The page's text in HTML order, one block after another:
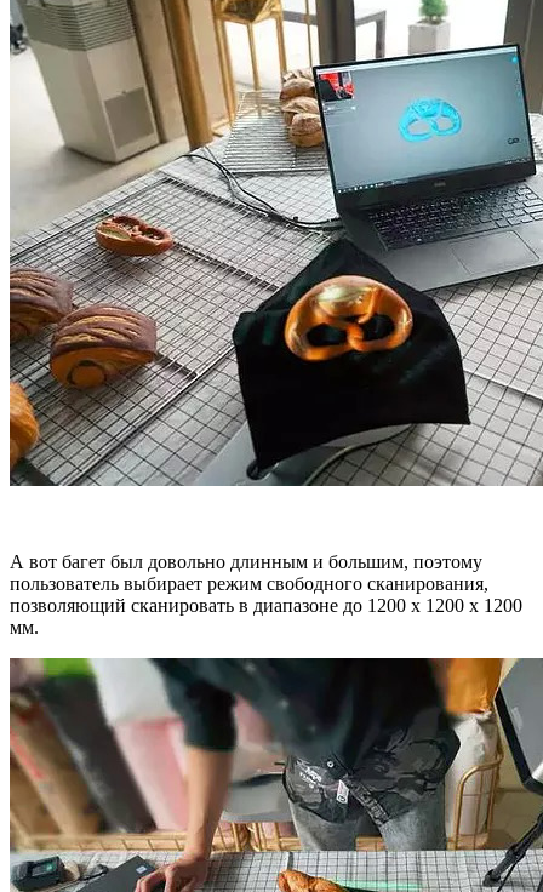
А вот багет был довольно длинным и большим, поэтому
пользователь выбирает режим свободного сканирования,
позволяющий сканировать в диапазоне до 1200 х 1200 х 1200
мм.